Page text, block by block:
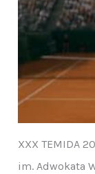
XXX TEMIDA
im. Adwokata